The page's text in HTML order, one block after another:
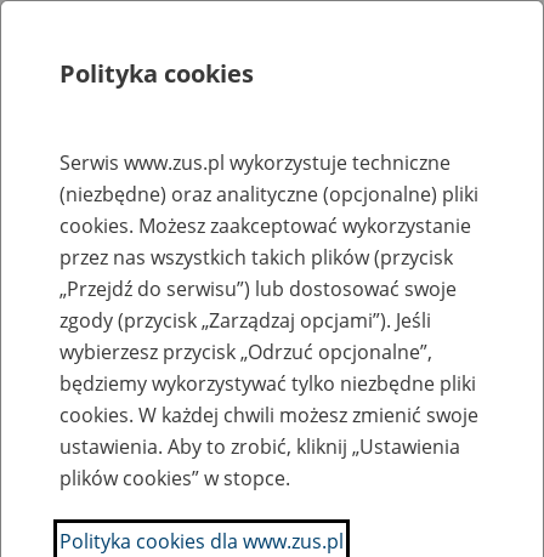
Rejestry, ewidencje i archiwa
Baza zlikwidowanych lub
przekształconych zakładów pracy
Nazwa zakładu pracy:
SZUKAJ
Polityka cookies
Serwis www.zus.pl wykorzystuje techniczne
(niezbędne) oraz analityczne (opcjonalne) pliki
cookies. Możesz zaakceptować wykorzystanie
przez nas wszystkich takich plików (przycisk
„Przejdź do serwisu”) lub dostosować swoje
zgody (przycisk „Zarządzaj opcjami”). Jeśli
wybierzesz przycisk „Odrzuć opcjonalne”,
będziemy wykorzystywać tylko niezbędne pliki
cookies. W każdej chwili możesz zmienić swoje
ustawienia. Aby to zrobić, kliknij „Ustawienia
plików cookies” w stopce.
Polityka cookies dla www.zus.pl